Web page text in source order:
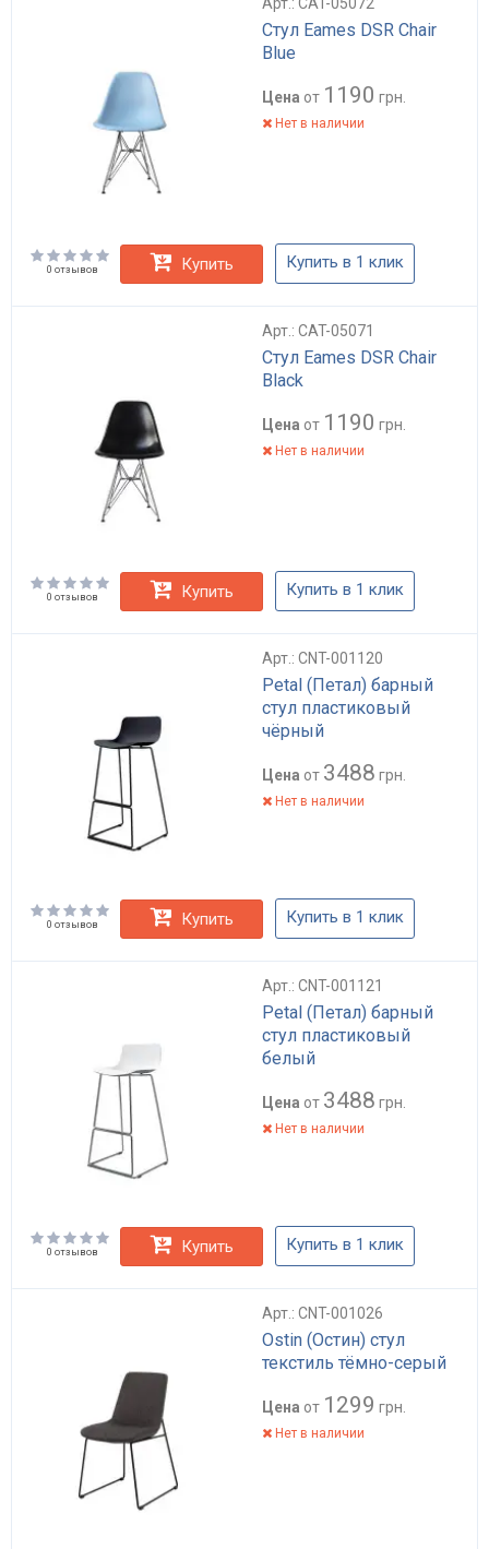
Стул Eames DSR Chair
Blue
Цена от 1190 грн.
Нет в наличии
0 отзывов Купить Купить в 1 клик
Арт.: CAT-05071
Стул Eames DSR Chair
Black
Цена от 1190 грн.
Нет в наличии
0 отзывов Купить Купить в 1 клик
Арт.: CNT-001120
Petal (Петал) барный
стул пластиковый
чёрный
Цена от 3488 грн.
Нет в наличии
0 отзывов Купить Купить в 1 клик
Арт.: CNT-001121
Petal (Петал) барный
стул пластиковый
белый
Цена от 3488 грн.
Нет в наличии
0 отзывов Купить Купить в 1 клик
Арт.: CNT-001026
Ostin (Остин) стул
текстиль тёмно-серый
Цена от 1299 грн.
Нет в наличии